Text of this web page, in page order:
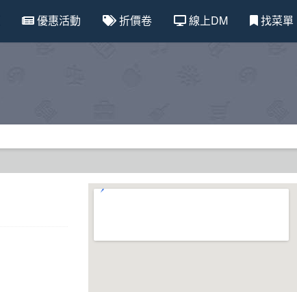
優惠活動 折價卷 線上DM 找菜單